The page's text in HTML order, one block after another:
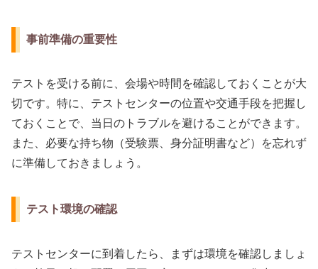
事前準備の重要性
テストを受ける前に、会場や時間を確認しておくことが大
切です。特に、テストセンターの位置や交通手段を把握し
ておくことで、当日のトラブルを避けることができます。
また、必要な持ち物（受験票、身分証明書など）を忘れず
に準備しておきましょう。
テスト環境の確認
テストセンターに到着したら、まずは環境を確認しましょ